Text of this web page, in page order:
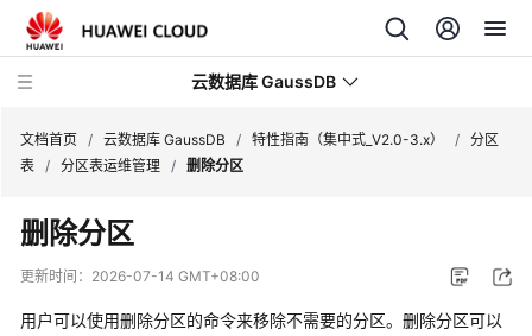
云数据库 GaussDB
最
新
动
文档首页 / 云数据库 GaussDB / 特性指南（集中式_V2.0-3.x） / 分区
表 / 分区表运维管理 / 删除分区
删除分区
更新时间： 2026-07-14 GMT+08:00
用户可以使用删除分区的命令来移除不需要的分区。删除分区可以